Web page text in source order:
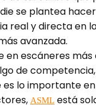
se plantea
real y directa en
avanzada.
en escáneres
de
es lo importante en
ASML está